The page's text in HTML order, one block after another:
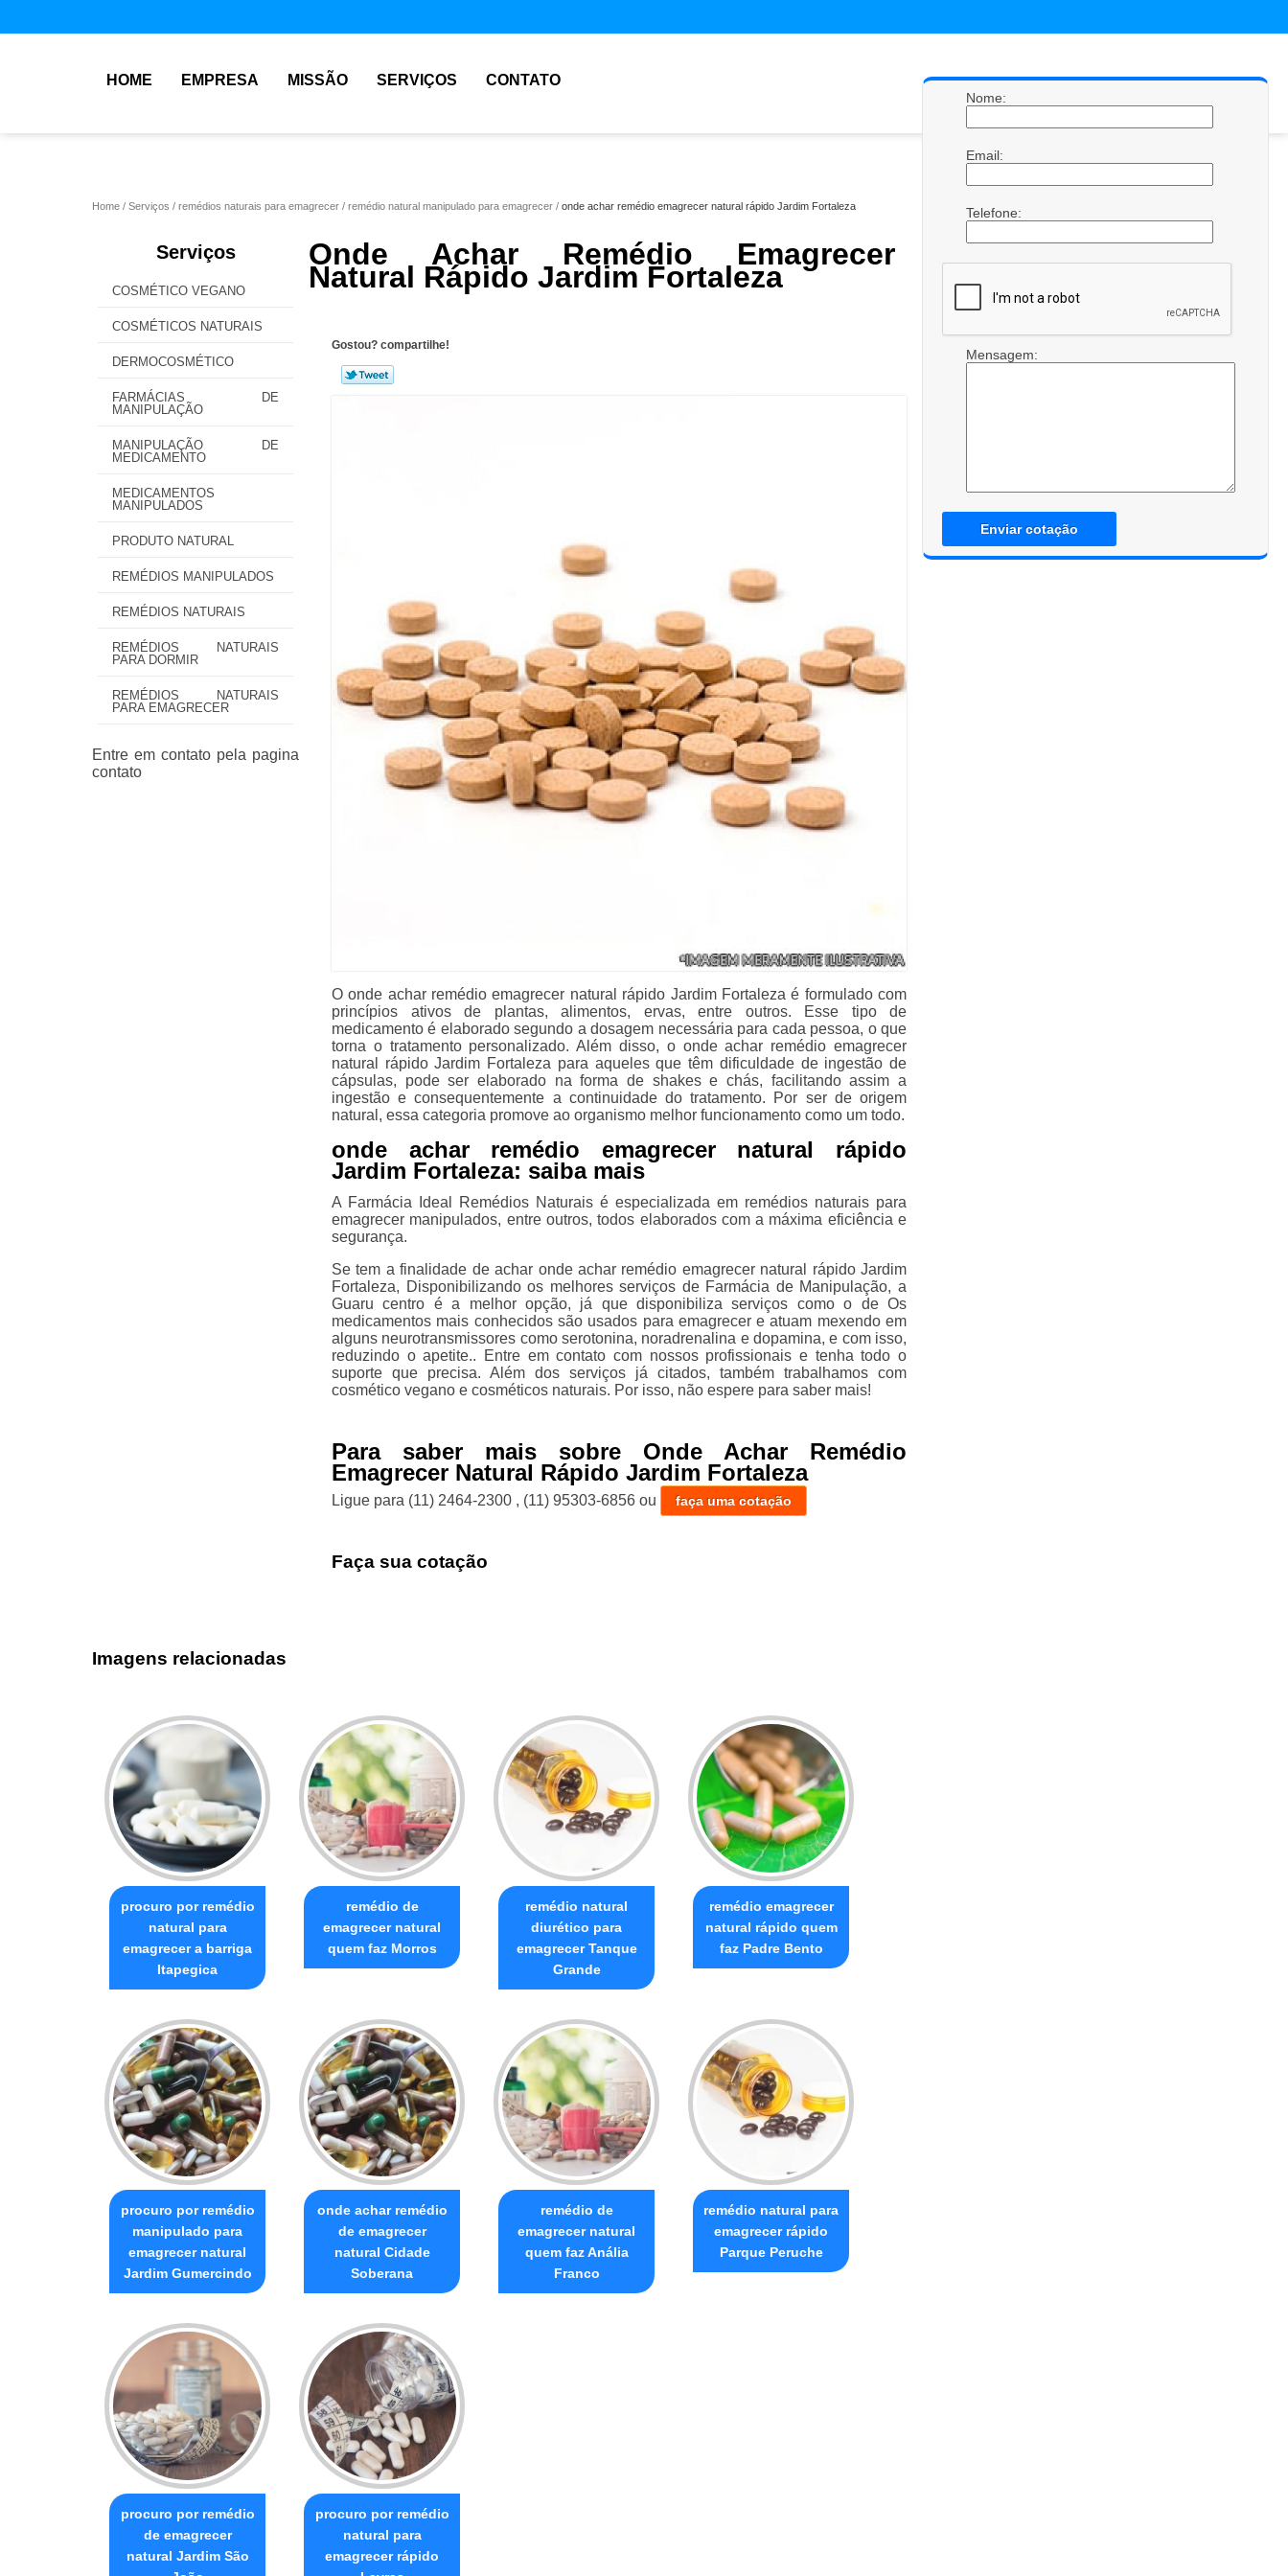
HOME EMPRESA MISSÃO SERVIÇOS CONTATO
Home Serviços remédios naturais para emagrecer remédio natural manipulado para emagrecer onde achar remédio emagrecer natural rápido Jardim Fortaleza
Serviços
COSMÉTICO VEGANO
COSMÉTICOS NATURAIS
DERMOCOSMÉTICO
FARMÁCIAS DE
MANIPULAÇÃO
MANIPULAÇÃO DE
MEDICAMENTO
MEDICAMENTOS
MANIPULADOS
PRODUTO NATURAL
REMÉDIOS MANIPULADOS
REMÉDIOS NATURAIS
REMÉDIOS NATURAIS
PARA DORMIR
REMÉDIOS NATURAIS
PARA EMAGRECER
Onde Achar Remédio Emagrecer
Natural Rápido Jardim Fortaleza
Gostou? compartilhe!
O onde achar remédio emagrecer natural rápido Jardim Fortaleza é formulado com
princípios ativos de plantas, alimentos, ervas, entre outros. Esse tipo de
medicamento é elaborado segundo a dosagem necessária para cada pessoa, o que
torna o tratamento personalizado. Além disso, o onde achar remédio emagrecer
natural rápido Jardim Fortaleza para aqueles que têm dificuldade de ingestão de
cápsulas, pode ser elaborado na forma de shakes e chás, facilitando assim a
ingestão e consequentemente a continuidade do tratamento. Por ser de origem
natural, essa categoria promove ao organismo melhor funcionamento como um todo.
onde achar remédio emagrecer natural rápido
Jardim Fortaleza: saiba mais
A Farmácia Ideal Remédios Naturais é especializada em remédios naturais para
emagrecer manipulados, entre outros, todos elaborados com a máxima eficiência e
segurança.
Se tem a finalidade de achar onde achar remédio emagrecer natural rápido Jardim
Fortaleza, Disponibilizando os melhores serviços de Farmácia de Manipulação, a
Guaru centro é a melhor opção, já que disponibiliza serviços como o de Os
medicamentos mais conhecidos são usados para emagrecer e atuam mexendo em
alguns neurotransmissores como serotonina, noradrenalina e dopamina, e com isso,
reduzindo o apetite.. Entre em contato com nossos profissionais e tenha todo o
suporte que precisa. Além dos serviços já citados, também trabalhamos com
cosmético vegano e cosméticos naturais. Por isso, não espere para saber mais!
Para saber mais sobre Onde Achar Remédio
Emagrecer Natural Rápido Jardim Fortaleza
Ligue para (11) 2464-2300 , (11) 95303-6856 ou faça uma cotação
Faça sua cotação
Nome:
Email:
Telefone:
Mensagem:
Enviar cotação
Imagens relacionadas
procuro por remédio
natural para
emagrecer a barriga
Itapegica
remédio de
emagrecer natural
quem faz Morros
remédio natural
diurético para
emagrecer Tanque
Grande
remédio emagrecer
natural rápido quem
faz Padre Bento
procuro por remédio
manipulado para
emagrecer natural
Jardim Gumercindo
onde achar remédio
de emagrecer
natural Cidade
Soberana
remédio de
emagrecer natural
quem faz Anália
Franco
remédio natural para
emagrecer rápido
Parque Peruche
procuro por remédio
de emagrecer
natural Jardim São
procuro por remédio
natural para
emagrecer rápido